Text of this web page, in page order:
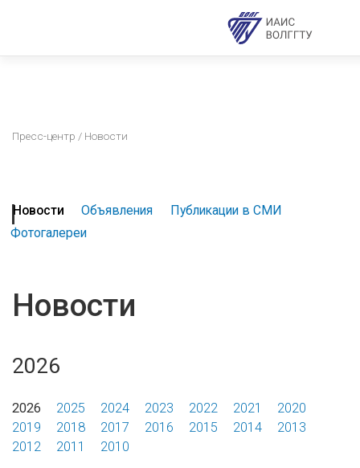
Пресс-центр / Новости
Новости Объявления
Публикации в СМИ
Фотогалереи
Новости
2026
2026 2025 2024 2023 2022 2021
2020
2019
2018 2017 2016 2015 2014
2013
2012
2011 2010